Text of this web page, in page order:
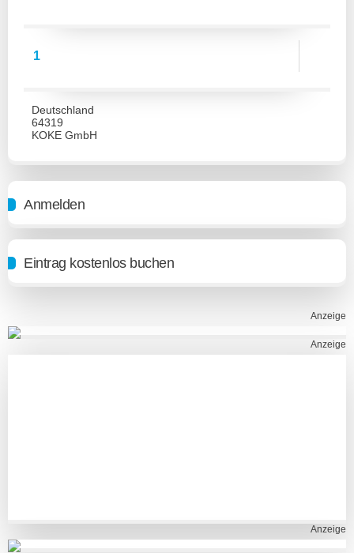
Anzeige
Anzeige
Anzeige
1
Deutschland
64319
KOKE GmbH
Anmelden
Eintrag kostenlos buchen